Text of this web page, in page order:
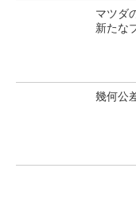
マツダ
新たな
幾何公